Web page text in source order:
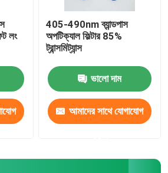
লং
405-490nm ব্যান্ডপাস
অপটিক্যাল ফিল্টার 85%
ট্রান্সমিট্যান্স
ভালো দাম
আমাদের সাথে যোগাযোগ